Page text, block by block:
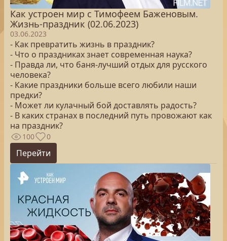
Как устроен мир с Тимофеем Баженовым.
Жизнь-праздник (02.06.2023)
03.06.2023
- Как превратить жизнь в праздник?
- Что о праздниках знает современная наука?
- Правда ли, что баня-лучший отдых для русского
человека?
- Какие праздники больше всего любили наши
предки?
- Может ли кулачный бой доставлять радость?
- В каких странах в последний путь провожают как
на праздник?
100 0
Перейти